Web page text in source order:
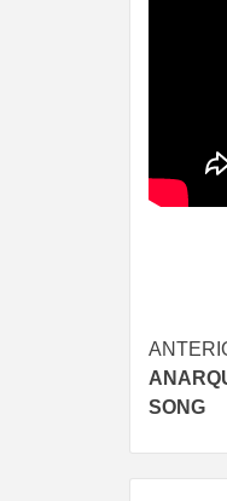
de
SONG